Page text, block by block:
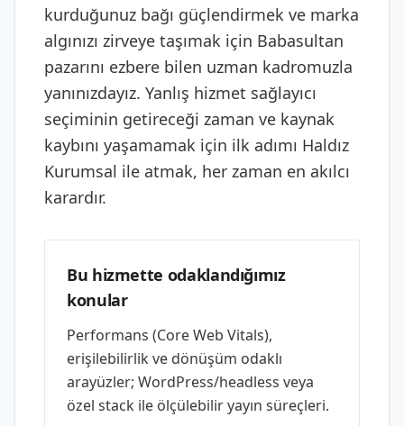
kurduğunuz bağı güçlendirmek ve marka
algınızı zirveye taşımak için Babasultan
pazarını ezbere bilen uzman kadromuzla
yanınızdayız. Yanlış hizmet sağlayıcı
seçiminin getireceği zaman ve kaynak
kaybını yaşamamak için ilk adımı Haldız
Kurumsal ile atmak, her zaman en akılcı
karardır.
Bu hizmette odaklandığımız
konular
Performans (Core Web Vitals),
erişilebilirlik ve dönüşüm odaklı
arayüzler; WordPress/headless veya
özel stack ile ölçülebilir yayın süreçleri.